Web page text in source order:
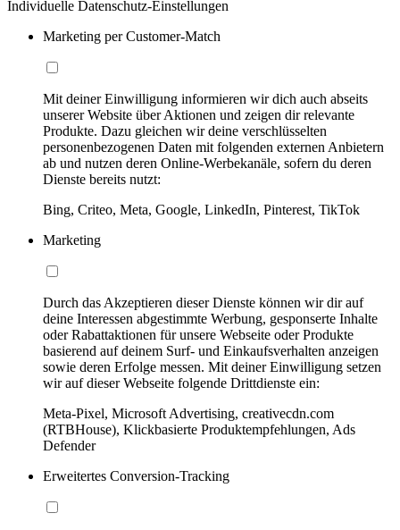
Individuelle Datenschutz-Einstellungen
Marketing per Customer-Match
Mit deiner Einwilligung informieren wir dich auch abseits
unserer Website über Aktionen und zeigen dir relevante
Produkte. Dazu gleichen wir deine verschlüsselten
personenbezogenen Daten mit folgenden externen Anbietern
ab und nutzen deren Online-Werbekanäle, sofern du deren
Dienste bereits nutzt:
Bing, Criteo, Meta, Google, LinkedIn, Pinterest, TikTok
Marketing
Durch das Akzeptieren dieser Dienste können wir dir auf
deine Interessen abgestimmte Werbung, gesponserte Inhalte
oder Rabattaktionen für unsere Webseite oder Produkte
basierend auf deinem Surf- und Einkaufsverhalten anzeigen
sowie deren Erfolge messen. Mit deiner Einwilligung setzen
wir auf dieser Webseite folgende Drittdienste ein:
Meta-Pixel, Microsoft Advertising, creativecdn.com
(RTBHouse), Klickbasierte Produktempfehlungen, Ads
Defender
Erweitertes Conversion-Tracking